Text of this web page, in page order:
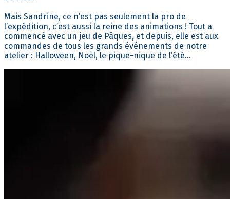
Mais Sandrine, ce n’est pas seulement la pro de
l’expédition, c’est aussi la reine des animations ! Tout a
commencé avec un jeu de Pâques, et depuis, elle est aux
commandes de tous les grands événements de notre
atelier : Halloween, Noël, le pique-nique de l’été…